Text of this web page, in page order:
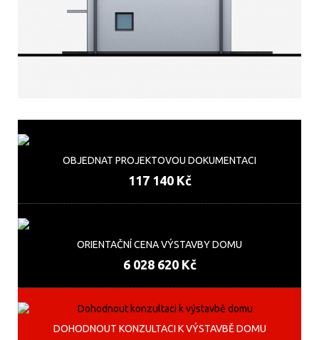
OBJEDNAT PROJEKTOVOU DOKUMENTACI
117 140 Kč
ORIENTAČNÍ CENA VÝSTAVBY DOMU
6 028 620 Kč
DOHODNOUT KONZULTACI K VÝSTAVBĚ DOMU